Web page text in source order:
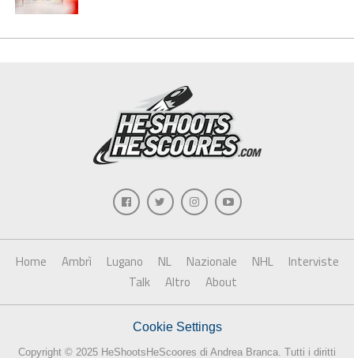
Home Ambrì Lugano NL Nazionale NHL
Interviste
Talk
Altro About
Cookie Settings
Copyright © 2025 HeShootsHeScoores di Andrea Branca. Tutti i diritti